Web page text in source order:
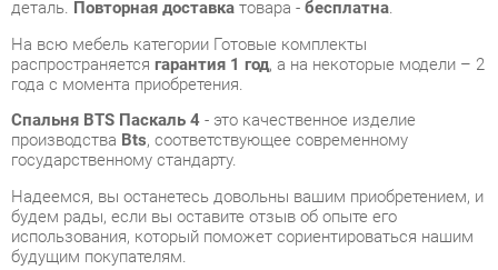
производстваBts, соответствующее современному
государственному стандарту.
Надеемся, вы останетесь довольны вашим приобретением, и
будем рады, если вы оставите отзыв об опыте его
использования, который поможет сориентироваться нашим
будущим покупателям.
Кроме формы обратной связиполучить развёрнутую
консультацию, фото и видеообзор продукции вы можете по
e-mail, телефону в Екатеринбурге и через мессенджеры
Telegram и WhatsApp.